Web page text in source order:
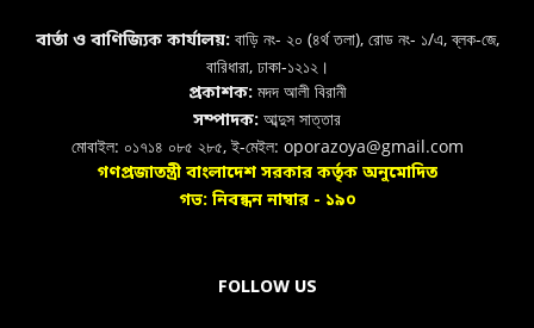
বার্তা ও বাণিজ্যিক কার্যালয়: বাড়ি নং- ২০ (৪র্থ তলা), রোড নং- ১/এ, ব্লক-জে,
বারিধারা, ঢাকা-১২১২।
প্রকাশক:মদদ আলী বিরানী
সম্পাদক: আব্দুস সাত্তার
মোবাইল: ০১৭১৪ ০৮৫ ২৮৫, ই-মেইল: oporazoya@gmail.com
গণপ্রজাতন্ত্রী বাংলাদেশ সরকার কর্তৃক অনুমোদিত
গভ: নিবন্ধন নাম্বার - ১৯০
FOLLOW US